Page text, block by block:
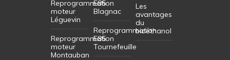
Reprogrammation
moteur
Léguevin
Reprogrammation
moteur
Montauban
E85
Blagnac
Reprogrammation
E85
Tournefeuille
Les
avantages
du
bioéthanol